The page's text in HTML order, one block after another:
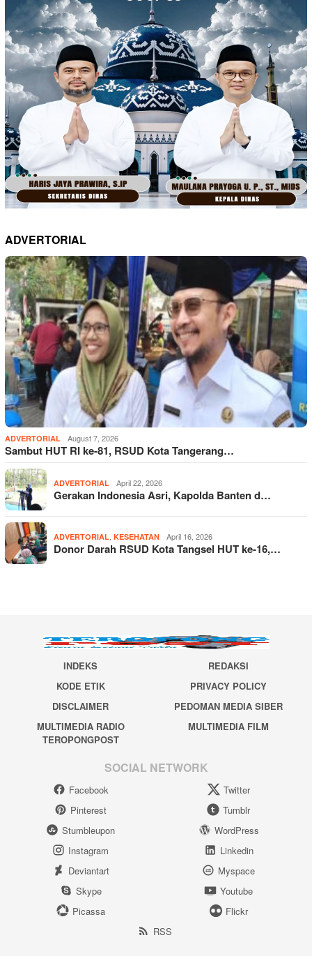
ADVERTORIAL
ADVERTORIAL August 7, 2026
Sambut HUT RI ke-81, RSUD Kota Tangerang…
ADVERTORIAL April 22, 2026
Gerakan Indonesia Asri, Kapolda Banten d…
ADVERTORIAL KESEHATAN April 16, 2026
Donor Darah RSUD Kota Tangsel HUT ke-16,…
INDEKS
REDAKSI
KODE ETIK
PRIVACY POLICY
DISCLAIMER
PEDOMAN MEDIA SIBER
MULTIMEDIA RADIO
TEROPONGPOST
MULTIMEDIA FILM
SOCIAL NETWORK
Facebook
Twitter
Pinterest
Tumblr
Stumbleupon
WordPress
Instagram
Linkedin
Deviantart
Myspace
Skype
Youtube
Picassa
Flickr
RSS